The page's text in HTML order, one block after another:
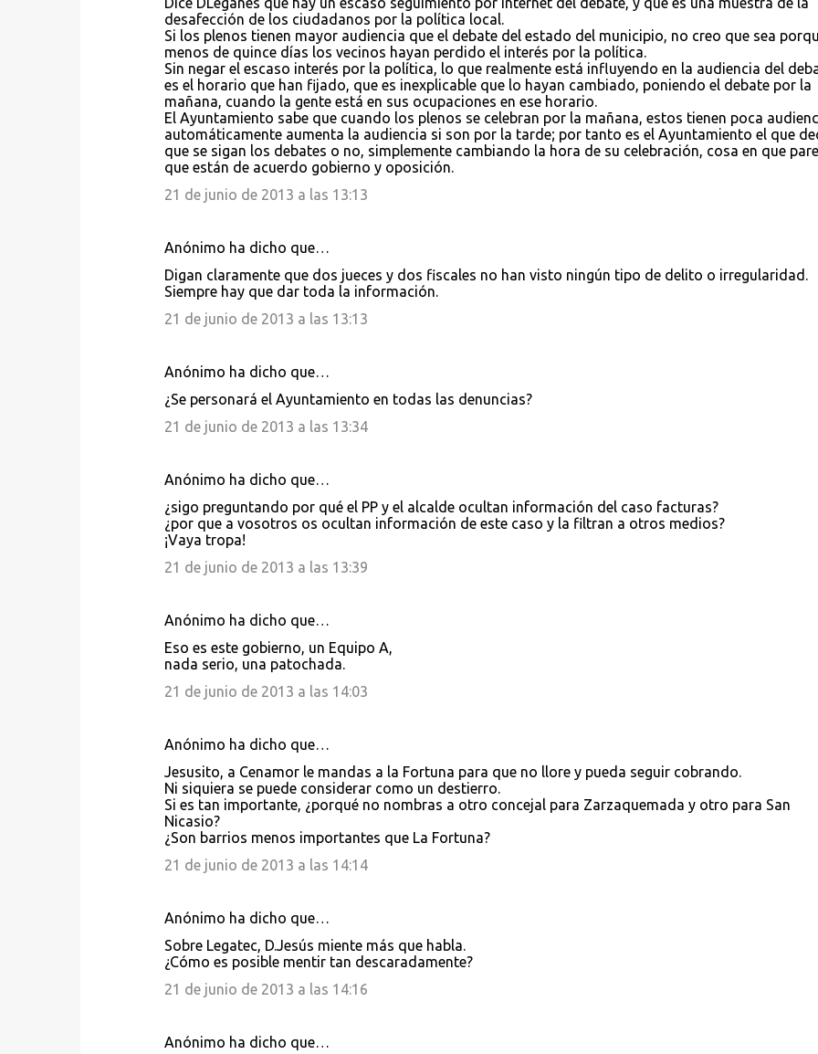
desafección de los ciudadanos por la política local.
Si los plenos tienen mayor audiencia que el debate del estado del municipio, no creo que sea
menos de quince días los vecinos hayan perdido el interés por la política.
Sin negar el escaso interés por la política, lo que realmente está influyendo en la audiencia del
es el horario que han fijado, que es inexplicable que lo hayan cambiado, poniendo el debate por la
mañana, cuando la gente está en sus ocupaciones en ese horario.
El Ayuntamiento sabe que cuando los plenos se celebran por la mañana, estos tienen poca
automáticamente aumenta la audiencia si son por la tarde; por tanto es el Ayuntamiento el que
que se sigan los debates o no, simplemente cambiando la hora de su celebración, cosa en que
que están de acuerdo gobierno y oposición.
21 de junio de 2013 a las 13:13
Anónimo ha dicho que…
Digan claramente que dos jueces y dos fiscales no han visto ningún tipo de delito o irregularidad.
Siempre hay que dar toda la información.
21 de junio de 2013 a las 13:13
Anónimo ha dicho que…
¿Se personará el Ayuntamiento en todas las denuncias?
21 de junio de 2013 a las 13:34
Anónimo ha dicho que…
¿sigo preguntando por qué el PP y el alcalde ocultan información del caso facturas?
¿por que a vosotros os ocultan información de este caso y la filtran a otros medios?
¡Vaya tropa!
21 de junio de 2013 a las 13:39
Anónimo ha dicho que…
Eso es este gobierno, un Equipo A,
nada serio, una patochada.
21 de junio de 2013 a las 14:03
Anónimo ha dicho que…
Jesusito, a Cenamor le mandas a la Fortuna para que no llore y pueda seguir cobrando.
Ni siquiera se puede considerar como un destierro.
Si es tan importante, ¿porqué no nombras a otro concejal para Zarzaquemada y otro para San
Nicasio?
¿Son barrios menos importantes que La Fortuna?
21 de junio de 2013 a las 14:14
Anónimo ha dicho que…
Sobre Legatec, D.Jesús miente más que habla.
¿Cómo es posible mentir tan descaradamente?
21 de junio de 2013 a las 14:16
Anónimo ha dicho que…